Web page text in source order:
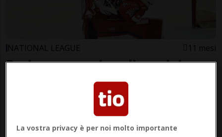
NATIONAL LEAGUE 11 mesi
Prolunga una bandiera del
La vostra privacy è per noi molto importante